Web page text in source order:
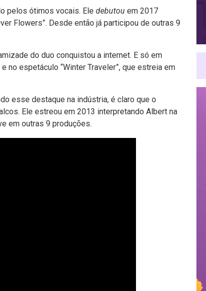
pelos ótimos vocais. Ele debutou em 2017
Flowers”. Desde então já participou de outras 9
do duo conquistou a internet. E só em
no espetáculo “Winter Traveler”, que estreia em
esse destaque na indústria, é claro que o
Ele estreou em 2013 interpretando Albert na
em outras 9 produções.